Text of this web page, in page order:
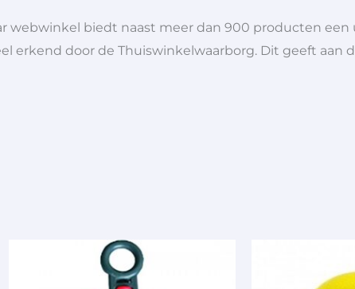
webwinkel biedt naast meer dan 900 producten
erkend door de Thuiswinkelwaarborg. Dit geeft aan